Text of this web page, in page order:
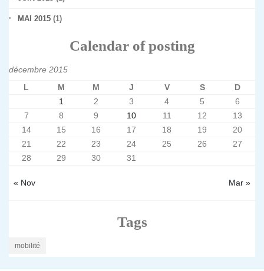
MAI 2015 (1)
Calendar of posting
décembre 2015
L
M M J V S D
« Nov Mar »
1 2 3 4 5
6
7
8 9 10 11 12
13
14
15 16 17 18 19
20
21
22 23 24 25 26
27
28
29 30 31
Tags
mobilité